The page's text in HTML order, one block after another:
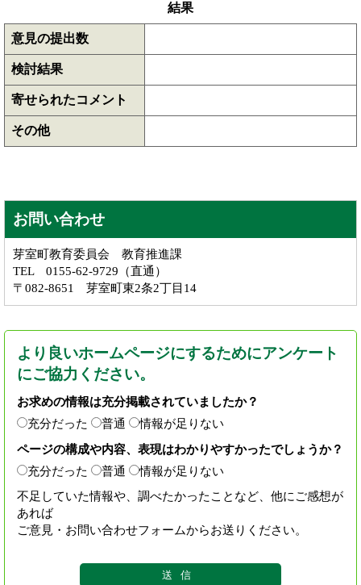
結果
意見の提出数
検討結果
寄せられたコメント
その他
お問い合わせ
芽室町教育委員会 教育推進課
TEL 0155-62-9729（直通）
〒082-8651 芽室町東2条2丁目14
より良いホームページにするためにアンケート
にご協力ください。
お求めの情報は充分掲載されていましたか？
充分だった
普通
情報が足りない
ページの構成や内容、表現はわかりやすかったでしょうか？
充分だった
普通
情報が足りない
不足していた情報や、調べたかったことなど、他にご感想が
あれば
ご意見・お問い合わせフォームからお送りください。